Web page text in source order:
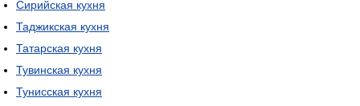
Сирийская кухня
Таджикская кухня
Татарская кухня
Тувинская кухня
Тунисская кухня